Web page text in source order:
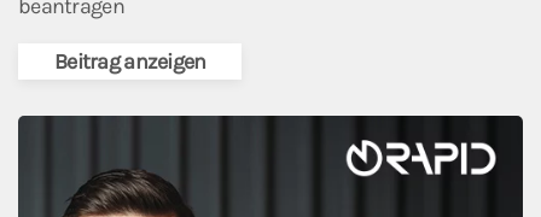
beantragen
Beitrag anzeigen